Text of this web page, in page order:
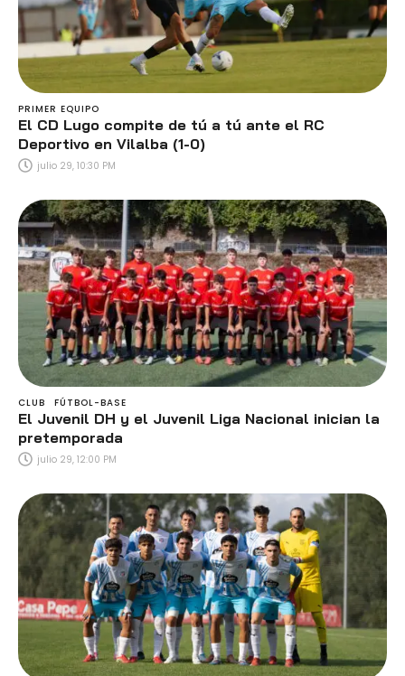
PRIMER EQUIPO
El CD Lugo compite de tú a tú ante el RC
Deportivo en Vilalba (1-0)
julio 29, 10:30 PM
CLUB FÚTBOL-BASE
El Juvenil DH y el Juvenil Liga Nacional inician la
pretemporada
julio 29, 12:00 PM